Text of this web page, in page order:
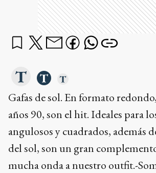
Gafas de sol. En formato
años 90, son el hit. Ideales para
angulosos y cuadrados, además
del sol, son un gran
mucha onda a nuestro outfit.-